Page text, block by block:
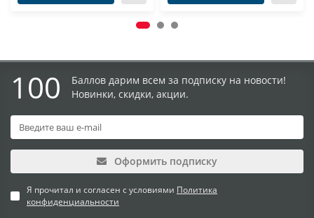
100
Баллов дарим всем за подписку на новости!
Новинки, скидки, акции.
Оформить подписку
Я прочитал и согласен с условиями Политика
конфиденциальности